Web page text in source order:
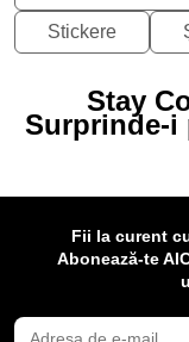
Stickere
Stay
Surprinde-i
Fii la curent
Abonează-te